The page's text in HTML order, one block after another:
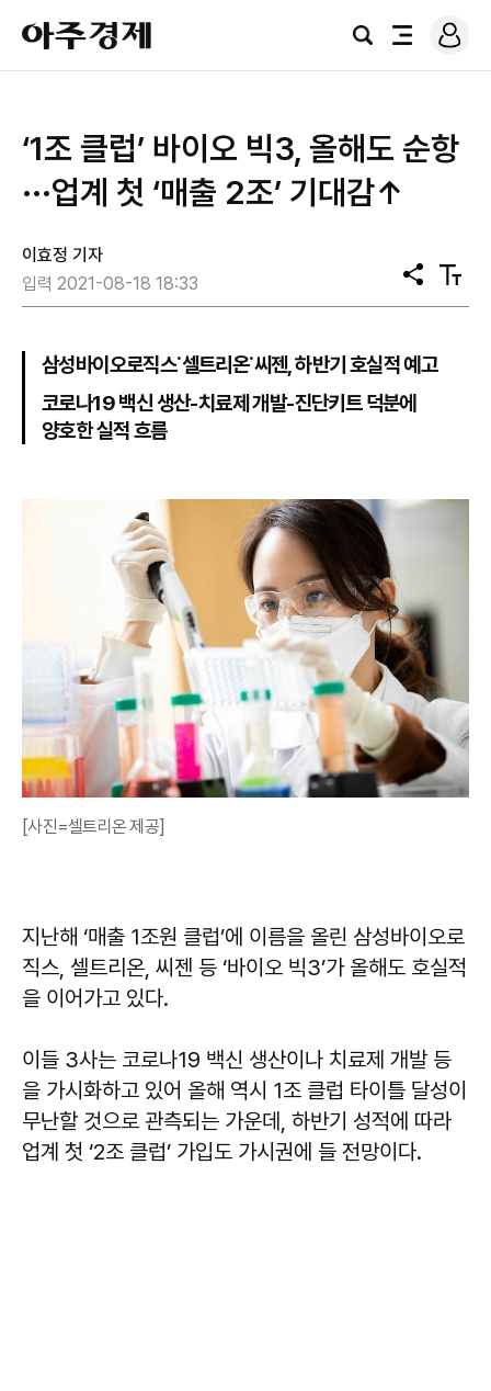
아
주
경
검
전
로
그
‘1조 클럽’ 바이오 빅3, 올해도 순항
···업계 첫 ‘매출 2조’ 기대감↑
이효정 기자
입력 2021-08-18 18:33
공
유
텍
스
삼성바이오로직스˙셀트리온˙씨젠, 하반기 호실적 예고
코로나19 백신 생산-치료제 개발-진단키트 덕분에
양호한 실적 흐름
[사진=셀트리온 제공]
지난해 ‘매출 1조원 클럽’에 이름을 올린 삼성바이오로
직스, 셀트리온, 씨젠 등 ‘바이오 빅3’가 올해도 호실적
을 이어가고 있다.
이들 3사는 코로나19 백신 생산이나 치료제 개발 등
을 가시화하고 있어 올해 역시 1조 클럽 타이틀 달성이
무난할 것으로 관측되는 가운데, 하반기 성적에 따라
업계 첫 ‘2조 클럽’ 가입도 가시권에 들 전망이다.